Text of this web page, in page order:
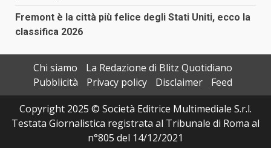
Fremont è la città più felice degli Stati Uniti, ecco la
classifica 2026
Chi siamo
La Redazione di Blitz Quotidiano
Pubblicità
Privacy policy Disclaimer
Feed
Copyright 2025 © Società Editrice Multimediale S.r.l.
Testata Giornalistica registrata al Tribunale di Roma al
n°805 del 14/12/2021